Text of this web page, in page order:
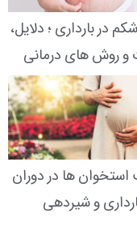
در بارداری ؛ دلایل،
و روش های درمانی
ها در دوران
و شیردهی